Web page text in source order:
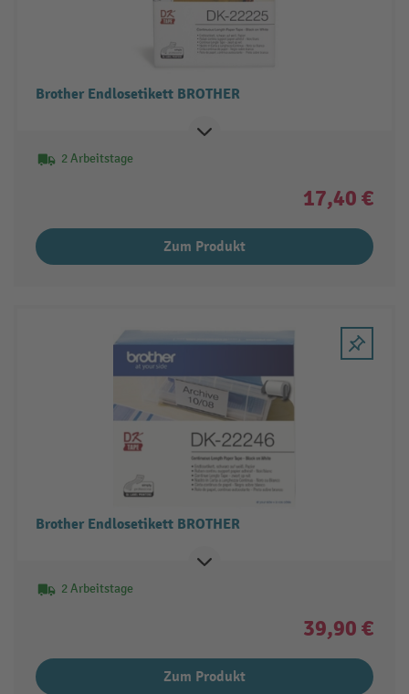
Brother Endlosetikett BROTHER
2 Arbeitstage
17,40 €
Zum Produkt
Brother Endlosetikett BROTHER
2 Arbeitstage
39,90 €
Zum Produkt